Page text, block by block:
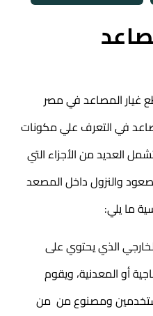
المصاعد في مصر
في التعرف علي مكونات
العديد من الأجزاء التي
والنزول داخل المصعد
ما يلي:
الذي يحتوي على
أو المعدنية، ويقوم
ومصنوع من من